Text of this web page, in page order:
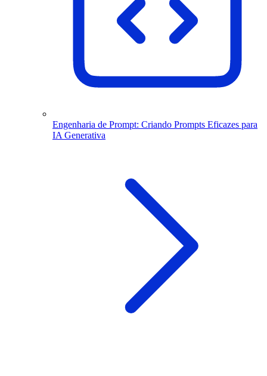
Engenharia de Prompt: Criando Prompts Eficazes para
IA Generativa